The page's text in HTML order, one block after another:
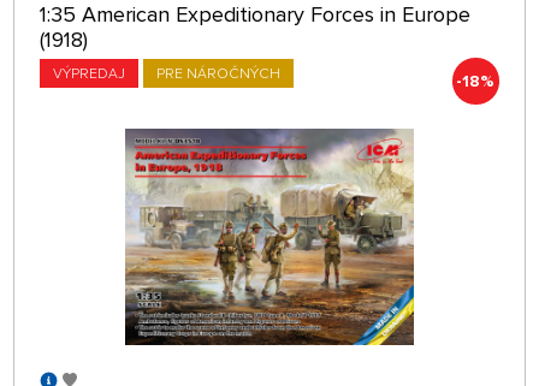
1:35 American Expeditionary Forces in Europe
(1918)
VÝPREDAJ PRE NÁROČNÝCH -18%